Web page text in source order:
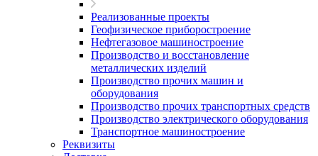
Реализованные проекты
Геофизическое приборостроение
Нефтегазовое машиностроение
Производство и восстановление
металлических изделий
Производство прочих машин и
оборудования
Производство прочих транспортных средств
Производство электрического оборудования
Транспортное машиностроение
Реквизиты